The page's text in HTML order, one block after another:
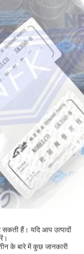
सकती हैं। यदि आप उत्पादों
के बारे में कुछ जानकारी